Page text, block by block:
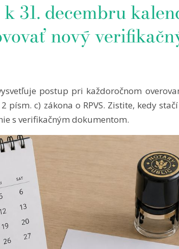
31. decembru
nový
postup pri každoročnom
písm. c) zákona o RPVS. Zistite, kedy
s verifikačným dokumentom.